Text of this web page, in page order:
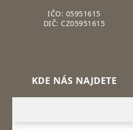
IČO: 05951615
DIČ: CZ05951615
KDE NÁS NAJDETE